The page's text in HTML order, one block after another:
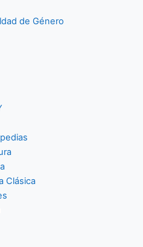
de Género
Clásica